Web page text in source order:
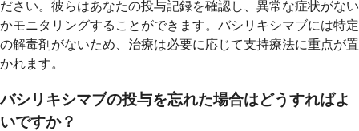
ださい。彼らはあなたの投与記録を確認し、異常な症状がない
かモニタリングすることができます。バシリキシマブには特定
の解毒剤がないため、治療は必要に応じて支持療法に重点が置
かれます。
バシリキシマブの投与を忘れた場合はどうすればよ
いですか？